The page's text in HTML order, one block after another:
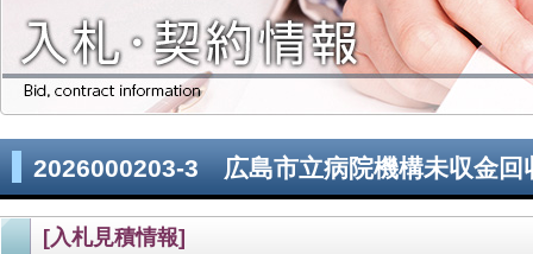
2026000203-3 広島市立病院機構未収金回
[入札見積情報]